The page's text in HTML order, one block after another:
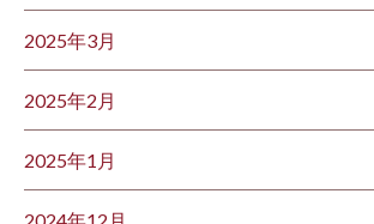
2025年3月
2025年2月
2025年1月